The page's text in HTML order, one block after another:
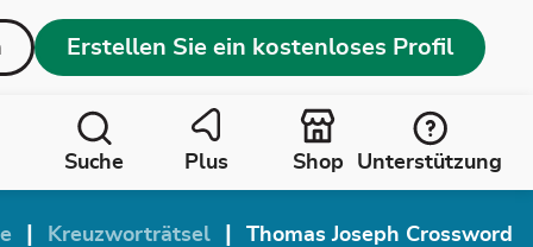
Erstellen Sie ein kostenloses Profil
Suche Plus Shop Unterstützung
Kreuzworträtsel Thomas Joseph Crossword